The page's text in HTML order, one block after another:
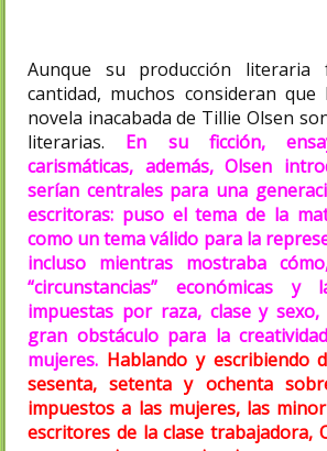
Aunque su producción literaria
cantidad, muchos consideran
novela inacabada de Tillie Olsen
literarias. En su ficción,
carismáticas, además, Olsen
serían centrales para una
escritoras: puso el tema de la
como un tema válido para la
incluso mientras mostraba
“circunstancias” económicas y
impuestas por raza, clase y
gran obstáculo para la
mujeres. Hablando y escribiendo
sesenta, setenta y ochenta
impuestos a las mujeres, las
escritores de la clase trabajadora,